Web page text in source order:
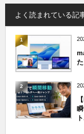
よく読まれている記
1
2